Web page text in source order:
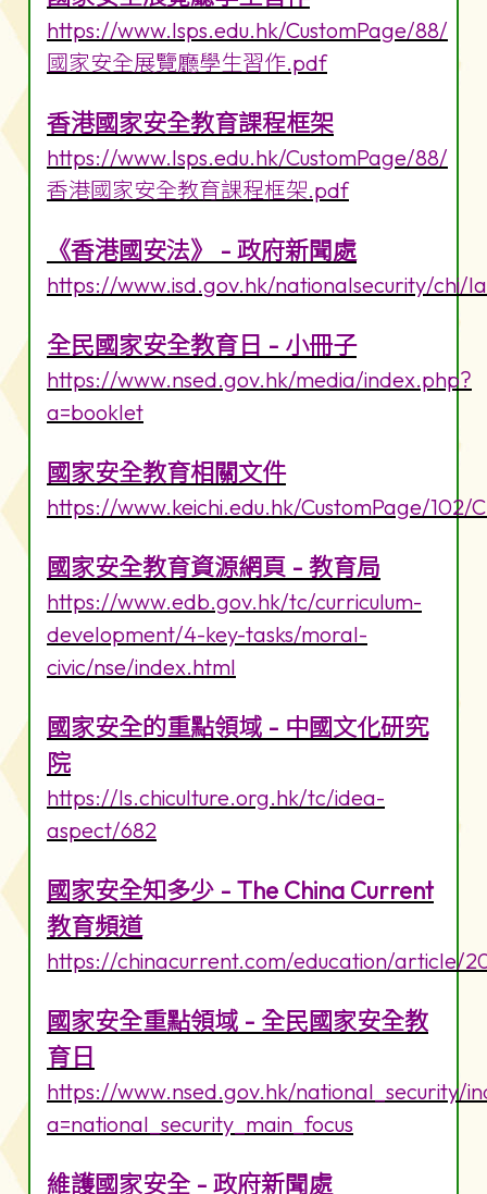
https://www.lsps.edu.hk/CustomPage/88/
國家安全展覽廳學生習作.pdf
香港國家安全教育課程框架
https://www.lsps.edu.hk/CustomPage/88/
香港國家安全教育課程框架.pdf
《香港國安法》 - 政府新聞處
https://www.isd.gov.hk/nationalsecurity/chi/
全民國家安全教育日 - 小冊子
https://www.nsed.gov.hk/media/index.php?
a=booklet
國家安全教育相關文件
https://www.keichi.edu.hk/CustomPage/102/
國家安全教育資源網頁 - 教育局
https://www.edb.gov.hk/tc/curriculum-
development/4-key-tasks/moral-
civic/nse/index.html
國家安全的重點領域 - 中國文化研究
院
https://ls.chiculture.org.hk/tc/idea-
aspect/682
國家安全知多少 - The China Current
教育頻道
https://chinacurrent.com/education/article/
國家安全重點領域 - 全民國家安全教
育日
https://www.nsed.gov.hk/national_security/
a=national_security_main_focus
維護國家安全 - 政府新聞處